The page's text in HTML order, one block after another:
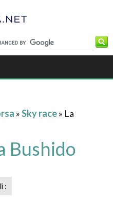
»Sky race» La
Bushido
: